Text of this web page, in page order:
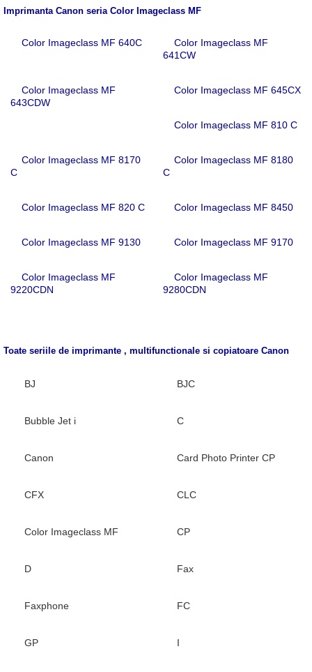
Imprimanta Canon seria Color Imageclass MF
Color Imageclass MF 640C
Color Imageclass MF
641CW
Color Imageclass MF
643CDW
Color Imageclass MF 645CX
Color Imageclass MF 810 C
Color Imageclass MF 8170
C
Color Imageclass MF 8180
C
Color Imageclass MF 820 C Color Imageclass MF 8450
Color Imageclass MF 9130 Color Imageclass MF 9170
Color Imageclass MF
9220CDN
Color Imageclass MF
9280CDN
Toate seriile de imprimante , multifunctionale si copiatoare Canon
BJ BJC
Bubble Jet i C
Canon Card Photo Printer CP
CFX CLC
Color Imageclass MF CP
D Fax
Faxphone FC
GP I